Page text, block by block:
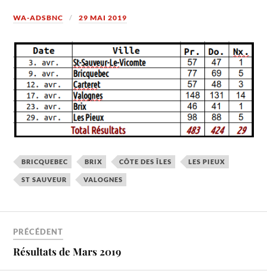
WA-ADSBNC 29 MAI 2019
BRICQUEBEC BRIX CÔTE DES ÎLES LES PIEUX
ST SAUVEUR VALOGNES
PRÉCÉDENT
Résultats de Mars 2019